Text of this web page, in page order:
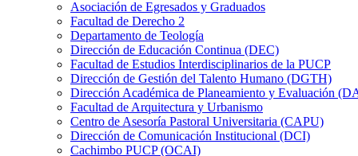
Asociación de Egresados y Graduados
Facultad de Derecho 2
Departamento de Teología
Dirección de Educación Continua (DEC)
Facultad de Estudios Interdisciplinarios de la PUCP
Dirección de Gestión del Talento Humano (DGTH)
Dirección Académica de Planeamiento y Evaluación
Facultad de Arquitectura y Urbanismo
Centro de Asesoría Pastoral Universitaria (CAPU)
Dirección de Comunicación Institucional (DCI)
Cachimbo PUCP (OCAI)